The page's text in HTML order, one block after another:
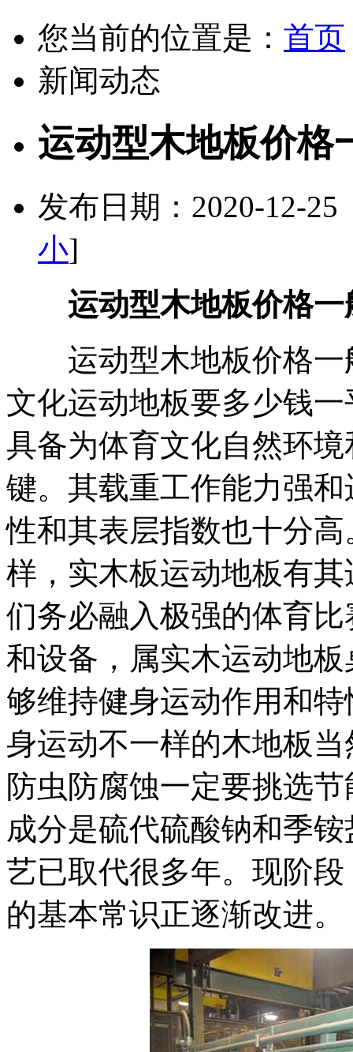
您当前的位置是： 首页
新闻动态
运动型木地板价格
发布日期：2020-12-
小]
运动型木地板价格
运动型木地板价格一
文化运动地板要多少钱
具备为体育文化自然环
键。其载重工作能力强
性和其表层指数也十分
样，实木板运动地板有
们务必融入极强的体育
和设备，属实木运动地
够维持健身运动作用和
身运动不一样的木地板
防虫防腐蚀一定要挑选
成分是硫代硫酸钠和季
艺已取代很多年。现阶
的基本常识正逐渐改进。